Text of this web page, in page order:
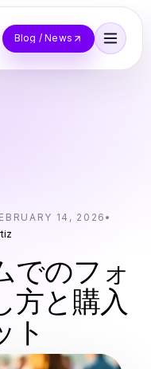
Blog / News
14, 2026
でのフォ
方と購入
ト